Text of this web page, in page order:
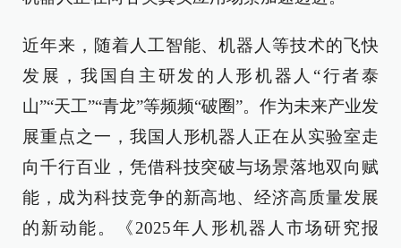
近年来，随着人工智能、机器人等技术的飞快
发展，我国自主研发的人形机器人“行者泰
山”“天工”“青龙”等频频“破圈”。作为未来产业发
展重点之一，我国人形机器人正在从实验室走
向千行百业，凭借科技突破与场景落地双向赋
能，成为科技竞争的新高地、经济高质量发展
的新动能。《2025年人形机器人市场研究报